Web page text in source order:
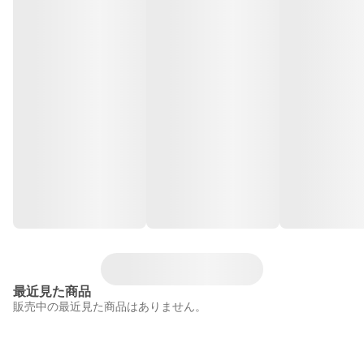
最近見た商品
販売中の最近見た商品はありません。